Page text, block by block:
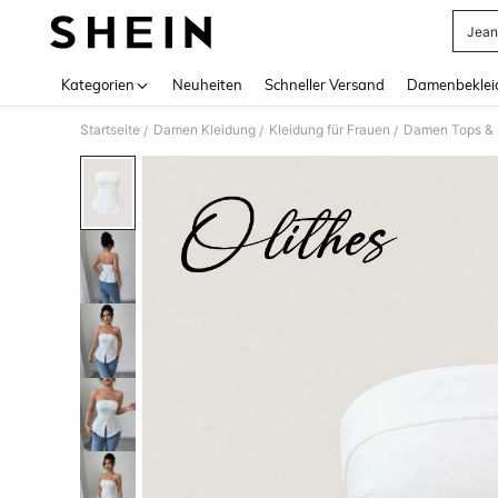
Kategorien Neuheiten Schneller Versand
Startseite / Damen Kleidung / Kleidung für Frauen / Damen Tops